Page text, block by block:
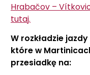
Hrabačov –
tutaj.
W rozkładzie
które w
przesiadkę na: